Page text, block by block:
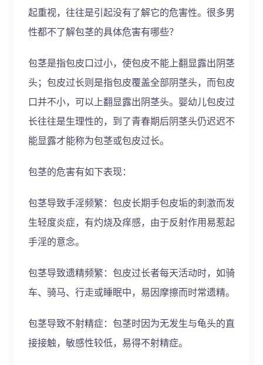
起重视，往往是引起没有了解它的危害性。很多男
性都不了解包茎的具体危害有哪些？
包茎是指包皮口过小，使包皮不能上翻显露出阴茎
头；包皮过长则是指包皮覆盖全部阴茎头，而包皮
口并不小，可以上翻显露出阴茎头。婴幼儿包皮过
长往往是生理性的，到了青春期后阴茎头仍迟迟不
能显露才能称为包茎或包皮过长。
包茎的危害有如下表现：
包茎导致手淫频繁：包皮长期手包皮垢的刺激而发
生轻度炎症，有灼烧及痒感，由于反射作用易惹起
手淫的意念。
包茎导致遗精频繁：包皮过长者每天活动时，如骑
车、骑马、行走或睡眠中，易因摩擦而时常遗精。
包茎导致不射精症：包茎时因为无发生与龟头的直
接接触，敏感性较低，易得不射精症。